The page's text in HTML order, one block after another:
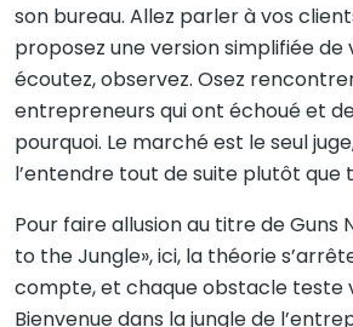
son bureau. Allez parler à vos
proposez une version simplifiée
écoutez, observez. Osez
entrepreneurs qui ont échoué et
pourquoi. Le marché est le seul
l’entendre tout de suite plutôt que
Pour faire allusion au titre de Guns
to the Jungle», ici, la théorie
compte, et chaque obstacle teste
Bienvenue dans la jungle de